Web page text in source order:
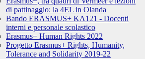
di pattinaggio: la 4EL in Olanda
Bando ERASMUS+ KA121 - Docenti
interni e personale scolastico
Erasmus+ Human Rights 2022
Progetto Erasmus+ Rights, Humanity,
Tolerance and Solidarity 2019-22